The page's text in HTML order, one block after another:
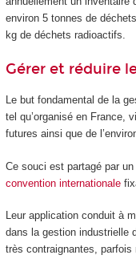
environ 5 tonnes de
kg de déchets radioactifs.
Gérer et réduire
Le but fondamental de la
tel qu’organisé en France,
futures ainsi que de
Ce souci est partagé par
convention internationale
Leur application conduit à
dans la gestion industrielle
très contraignantes, parfois